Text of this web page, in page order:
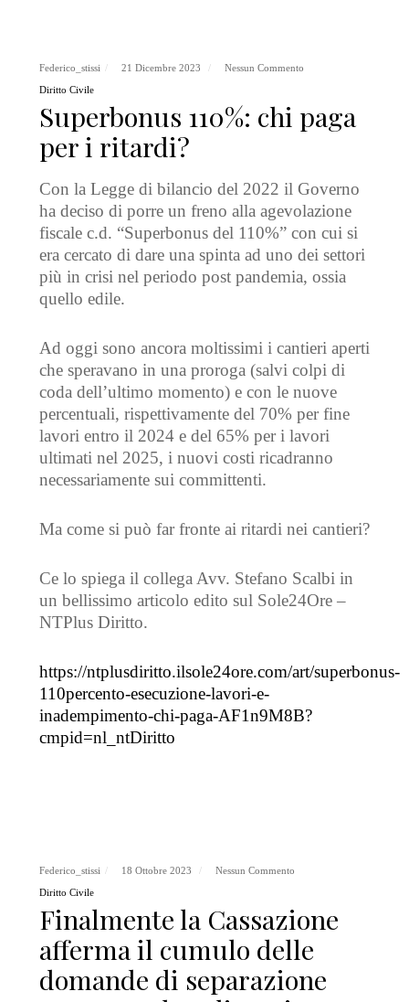
Federico_stissi 21 Dicembre 2023
Nessun Commento
Diritto Civile
Superbonus 110%: chi paga
per i ritardi?
Con la Legge di bilancio del 2022 il Governo
ha deciso di porre un freno alla agevolazione
fiscale c.d. “Superbonus del 110%” con cui si
era cercato di dare una spinta ad uno dei settori
più in crisi nel periodo post pandemia, ossia
quello edile.
Ad oggi sono ancora moltissimi i cantieri aperti
che speravano in una proroga (salvi colpi di
coda dell’ultimo momento) e con le nuove
percentuali, rispettivamente del 70% per fine
lavori entro il 2024 e del 65% per i lavori
ultimati nel 2025, i nuovi costi ricadranno
necessariamente sui committenti.
Ma come si può far fronte ai ritardi nei cantieri?
Ce lo spiega il collega Avv. Stefano Scalbi in
un bellissimo articolo edito sul Sole24Ore –
NTPlus Diritto.
https://ntplusdiritto.ilsole24ore.com/art/superbonus-
110percento-esecuzione-lavori-e-
inadempimento-chi-paga-AF1n9M8B?
cmpid=nl_ntDiritto
Federico_stissi 18 Ottobre 2023
Nessun Commento
Diritto Civile
Finalmente la Cassazione
afferma il cumulo delle
domande di separazione